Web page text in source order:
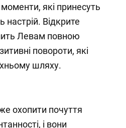
які принесуть
настрій. Відкрите
Левам повною
повороти, які
шляху.
охопити почуття
і вони